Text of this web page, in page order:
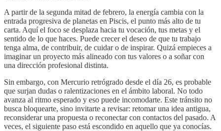
A partir de la segunda mitad de febrero, la energía cambia con la
entrada progresiva de planetas en Piscis, el punto más alto de tu
carta. Aquí el foco se desplaza hacia tu vocación, tus metas y el
sentido de lo que haces. Puede crecer el deseo de que tu trabajo
tenga alma, de contribuir, de cuidar o de inspirar. Quizá empieces a
imaginar un proyecto más alineado con tus valores o a soñar con
una dirección profesional distinta.
Sin embargo, con Mercurio retrógrado desde el día 26, es probable
que surjan dudas o ralentizaciones en el ámbito laboral. No todo
avanza al ritmo esperado y eso puede incomodarte. Este tránsito no
busca bloquearte, sino invitarte a revisar: retomar una idea antigua,
reconsiderar una propuesta o reconectar con contactos del pasado. A
veces, el siguiente paso está escondido en aquello que ya conocías.